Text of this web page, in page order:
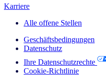
Karriere
Alle offene Stellen
Geschäftsbedingungen
Datenschutz
Ihre Datenschutzrechte
Cookie-Richtlinie